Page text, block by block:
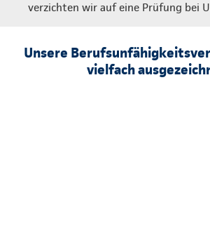
verzichten wir auf eine Prüfung bei
Unsere
vielfach